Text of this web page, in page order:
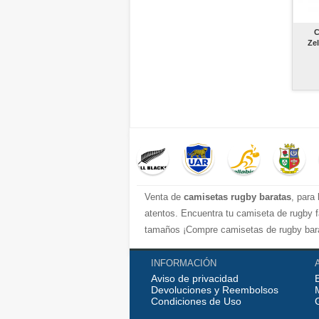
Venta de camisetas rugby baratas, para
atentos. Encuentra tu camiseta de
tamaños ¡Compre camisetas de rugby
INFORMACIÓN
Aviso de privacidad
Devoluciones y Reembolsos
Condiciones de Uso